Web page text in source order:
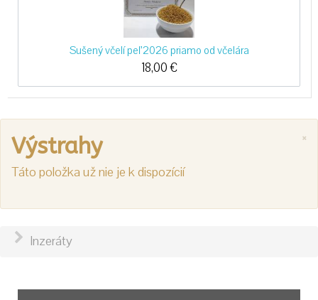
Sušený včelí peľ 2026 priamo od včelára
18,00€
×
Výstrahy
Táto položka už nie je k dispozícií
Inzeráty